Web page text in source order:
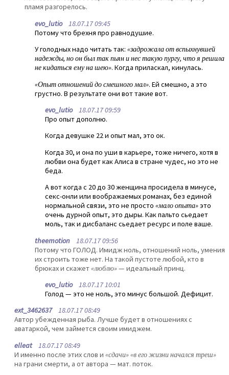
пламя разгорелось.
evo_lutio18.07.17 09:45
Потому что брехня про равнодушие.
У голодных надо читать так: «задрожала от вспыхнувшей
надежды, но он был так пьян и нес такую пургу, что я решила
не кидаться ему на шею». Когда приласкал, кинулась.
«Опыт отношений до смешного мал». Ей смешно, а это
грустно. В результате они вот такие вот.
evo_lutio18.07.17 09:59
Про опыт дополню.
Когда девушке 22 и опыт мал, это ок.
Когда 30, и она по уши в карьере, тоже ничего, хотя в
любви она будет как Алиса в стране чудес, но это не
беда.
А вот когда с 20 до 30 женщина просидела в минусе,
секс-онли или воображаемых романах, без единой
нормальной связи, это не просто «мало опыта»это
очень дурной опыт, это дыры. Как пальто сьедает
моль, так и дисбаланс сьедает ресурс и поле ваше.
theemotion 18.07.17 09:56
Потому что ГОЛОД. Имидж ноль, отношений ноль, умения
их строить тоже нет. На такой пустоте любой, кто в
брюках и скажет«люблю»— идеальный принц.
evo_lutio18.07.17 10:01
Голод — это не ноль, это минус большой. Дефицит.
ext_346263718.07.17 08:49
Автор убежденная рыба. Лучше будет в отношениях с
аватаркой, чем займется своим имиджем.
elleat18.07.17 08:49
И именно после этих слов и «сдачи» «в его жизни начался треш»
на грани смерти, а от автора — мат. поток.